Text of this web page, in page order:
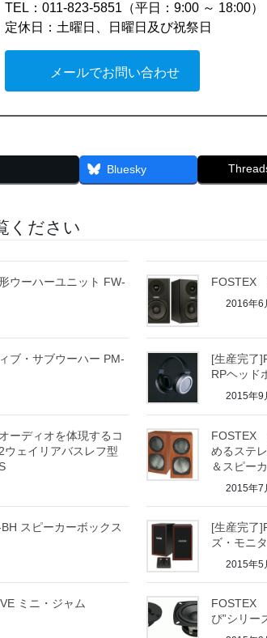
TEL：011-823-5851（平日：9:00 ～ 18:00）
定休日：土曜日、日曜日及び祝祭日
メールでお問い合わせ
Bluesky
ください
ウーハーユニット FW-
FOSTEX
2016年6
ブ・サブウーハー PM-
[生産完了
RPヘッド
2015年9
ーディオを体現するコ
ウェイリアバスレフ型
FOSTEX
めるステ
＆スピー
2015年7
スピーカーボックス
[生産完了
ズ・モニ
2015年5
ミニ・ジャム
FOSTEX
ぴ”シリー